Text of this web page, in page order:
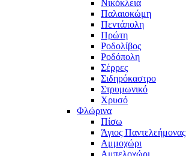
Νικόκλεια
Παλαιοκώμη
Πεντάπολη
Πρώτη
Ροδολίβος
Ροδόπολη
Σέρρες
Σιδηρόκαστρο
Στρυμωνικό
Χρυσό
Φλώρινα
Πίσω
Άγιος Παντελεήμονας
Αμμοχώρι
Αμπελοχώρι